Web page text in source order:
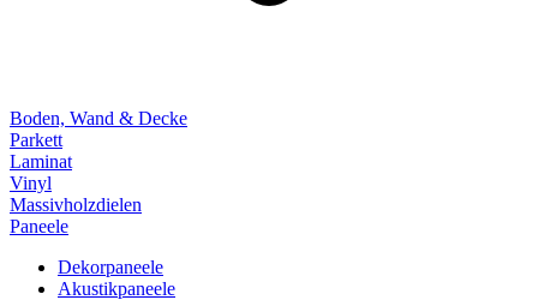
Boden, Wand & Decke
Parkett
Laminat
Vinyl
Massivholzdielen
Paneele
Dekorpaneele
Akustikpaneele